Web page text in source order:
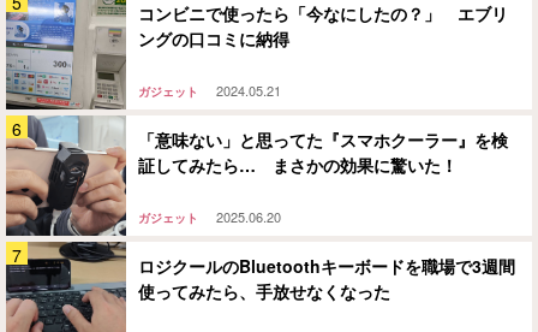
コンビニで使ったら「今なにしたの？」 エブリ
ングの口コミに納得
ガジェット 2024.05.21
「意味ない」と思ってた『スマホクーラー』を検
証してみたら… まさかの効果に驚いた！
ガジェット 2025.06.20
ロジクールのBluetoothキーボードを職場で3週間
使ってみたら、手放せなくなった